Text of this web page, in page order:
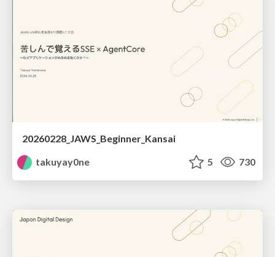
20260228_JAWS_Beginner_Kansai
takuyay0ne
5 730